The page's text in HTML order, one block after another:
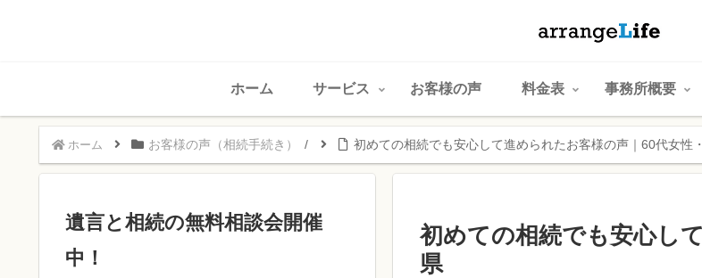
ホーム サービス お客様の声 料金表 事務所概要
ホーム お客様の声（相続手続き） 初めての相続でも安心して進められたお客様の声｜60代女性
初めての相続でも安心し
県
遺言と相続の無料相談会開催
中！